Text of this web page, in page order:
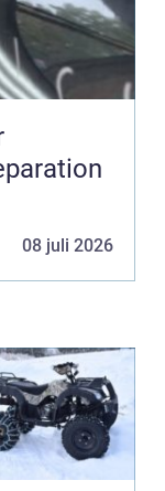
08 juli 2026